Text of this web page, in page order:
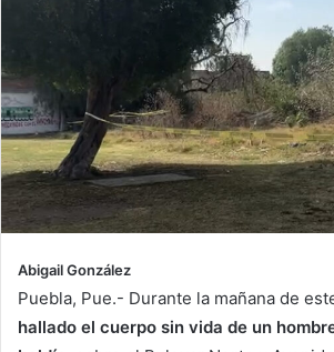
Abigail González
Puebla, Pue.- Durante la mañana de
hallado el cuerpo sin vida de un